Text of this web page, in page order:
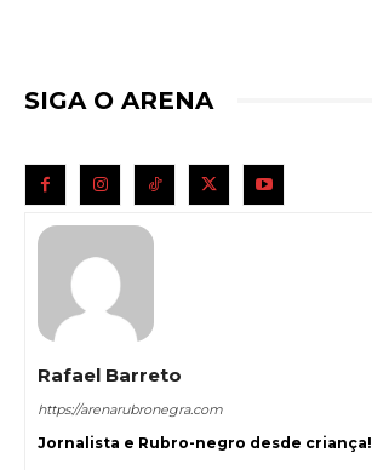
SIGA O ARENA
Rafael Barreto
https://arenarubronegra.com
Jornalista e Rubro-negro desde criança!